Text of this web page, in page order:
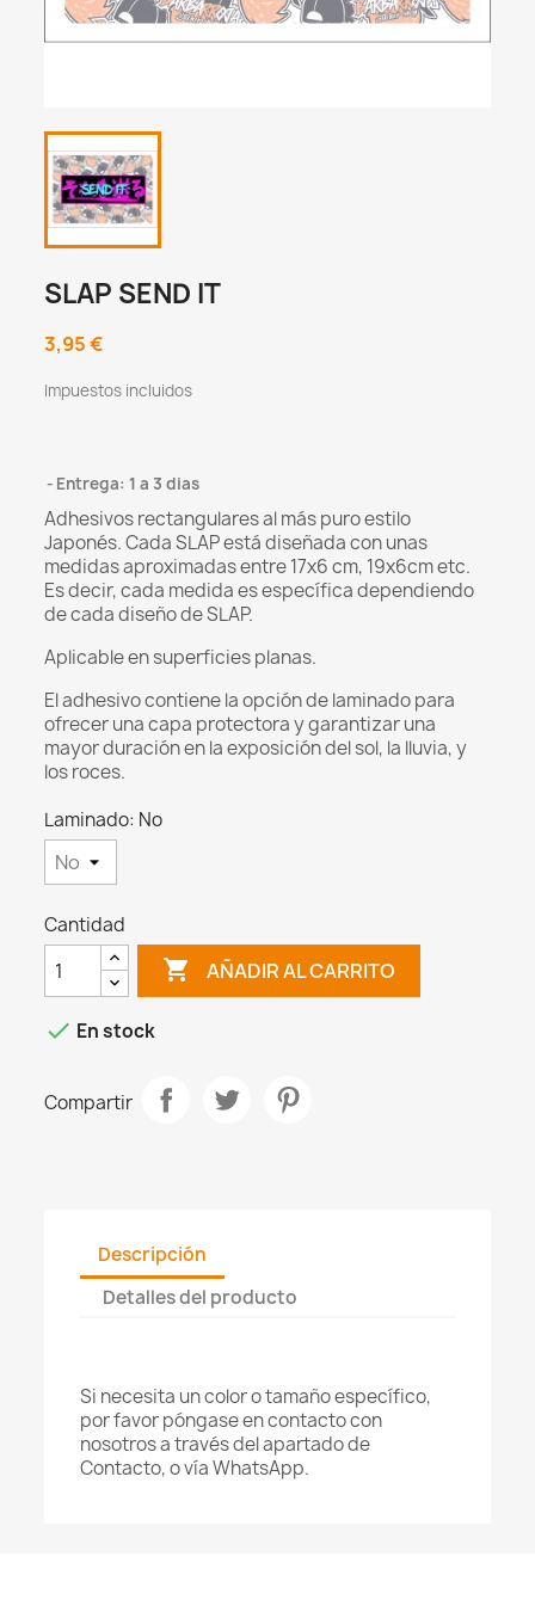
SLAP SEND IT
3,95 €
Impuestos incluidos
Entrega: 1 a 3 dias
Adhesivos rectangulares al más puro estilo
Japonés. Cada SLAP está diseñada con unas
medidas aproximadas entre 17x6 cm, 19x6cm etc.
Es decir, cada medida es específica dependiendo
de cada diseño de SLAP.
Aplicable en superficies planas.
El adhesivo contiene la opción de laminado para
ofrecer una capa protectora y garantizar una
mayor duración en la exposición del sol, la lluvia, y
los roces.
Laminado: No
Cantidad
 AÑADIR AL CARRITO
 En stock
Compartir
Descripción
Detalles del producto
Si necesita un color o tamaño específico,
por favor póngase en contacto con
nosotros a través del apartado de
Contacto, o vía WhatsApp.